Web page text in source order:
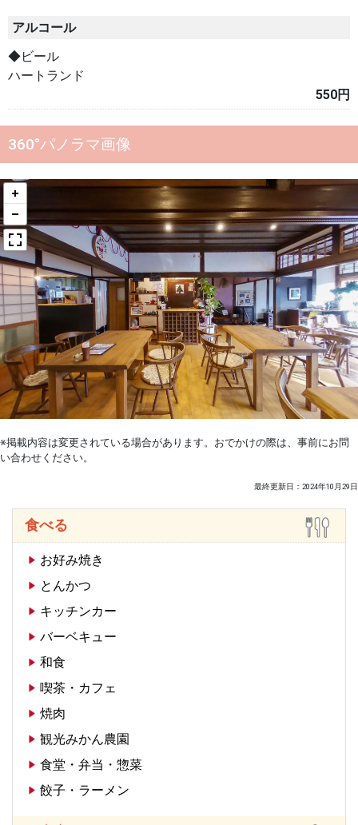
アルコール
◆ビール
ハートランド
550円
360°パノラマ画像
※掲載内容は変更されている場合があります。おでかけの際は、事前にお問
い合わせください。
最終更新日：2024年10月29日
食べる
お好み焼き
とんかつ
キッチンカー
バーベキュー
和食
喫茶・カフェ
焼肉
観光みかん農園
食堂・弁当・惣菜
餃子・ラーメン